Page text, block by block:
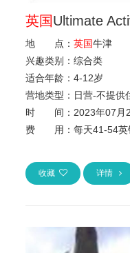
英国Ultimate
地 点：英国牛津
兴趣类别：综合类
适合年龄：4-12岁
营地类型： 日营-不提供
时 间： 2023年07月
费 用：每天41-54
收藏 详情